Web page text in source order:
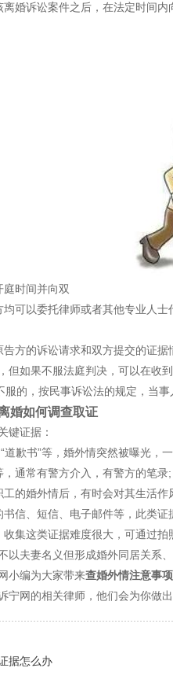
诉讼案件之后，在法定时间内
时间并向双
以委托律师或者其他专业人士
的诉讼请求和双方提交的证据
如果不服法庭判决，可以在收到
服的，按民事诉讼法的规定，当
如何调查取证
证据：
歉书”等，婚外情突然被曝光，
通常有警方介入，有警方的笔录;
婚外情后，有时会对其生活作
、短信、电子邮件等，此类证
这类证据难度很大，可通过拍
夫妻名义但形成婚外同居关系、
编为大家带来查婚外情注意事
宁网的相关律师，他们会为你做出
据怎么办